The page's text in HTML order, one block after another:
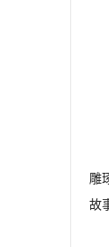
雕
故